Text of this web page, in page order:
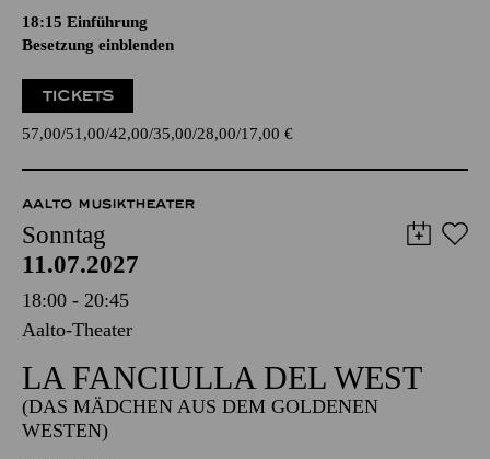
18:15 Einführung
Besetzung einblenden
TICKETS
57,00 51,00 42,00 35,00 28,00 17,00 €
AALTO MUSIKTHEATER
Sonntag
11.07.2027
18:00 - 20:45
Aalto-Theater
LA FANCIULLA DEL WEST
(DAS MÄDCHEN AUS DEM GOLDENEN
WESTEN)